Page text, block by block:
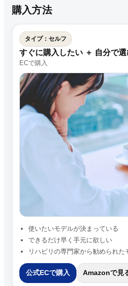
購入方法
タイプ：セルフ
すぐに購入したい ＋ 自分で
ECで購入
使いたいモデルが決まっている
できるだけ早く手元に欲しい
リハビリの専門家から勧められた
公式ECで購入 Amazonで見